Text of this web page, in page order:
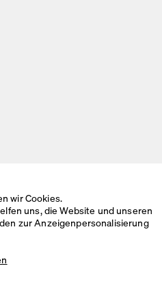
wir Cookies.
uns, die Website und unseren
zur Anzeigenpersonalisierung